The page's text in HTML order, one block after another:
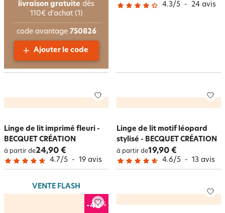
4.3/5 - 24 avis
Linge de lit imprimé fleuri -
BECQUET CRÉATION
à partir de24,90 €
4.7/5 - 19 avis
Linge de lit motif léopard
stylisé - BECQUET CRÉATION
à partir de19,90 €
4.6/5 - 13 avis
VENTE FLASH
-40%
livraison gratuite dès
110€ d'achat (1)
code avantage 750826
Ajouter le code